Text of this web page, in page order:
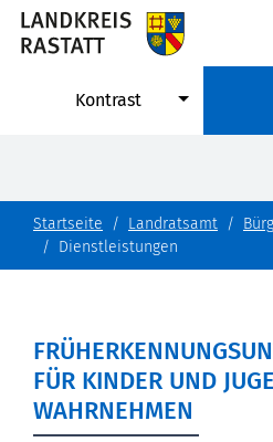
Kontrast
Startseite Landratsamt
Dienstleistungen
FÜR KINDER UND
WAHRNEHMEN